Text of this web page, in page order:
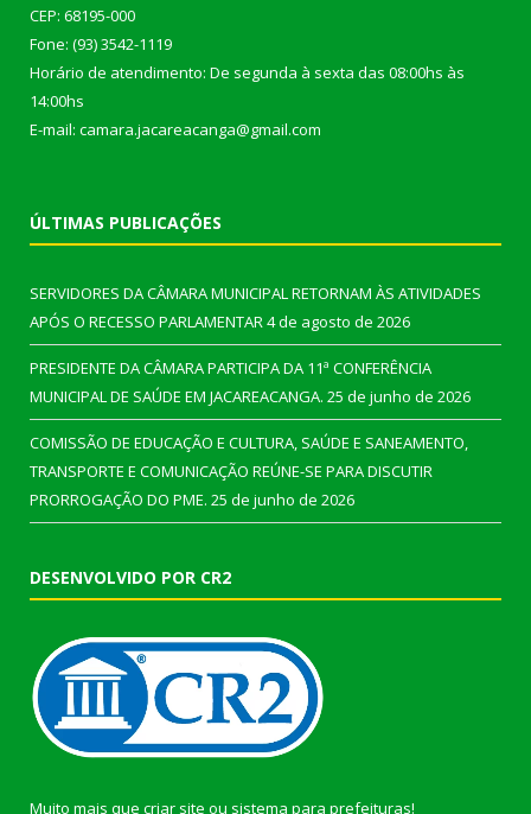
CEP: 68195-000
Fone: (93) 3542-1119
Horário de atendimento: De segunda à sexta das 08:00hs às
14:00hs
E-mail: camara.jacareacanga@gmail.com
ÚLTIMAS PUBLICAÇÕES
SERVIDORES DA CÂMARA MUNICIPAL RETORNAM ÀS ATIVIDADES
APÓS O RECESSO PARLAMENTAR4 de agosto de 2026
PRESIDENTE DA CÂMARA PARTICIPA DA 11ª CONFERÊNCIA
MUNICIPAL DE SAÚDE EM JACAREACANGA. 25 de junho de 2026
COMISSÃO DE EDUCAÇÃO E CULTURA, SAÚDE E SANEAMENTO,
TRANSPORTE E COMUNICAÇÃO REÚNE-SE PARA DISCUTIR
PRORROGAÇÃO DO PME. 25 de junho de 2026
DESENVOLVIDO POR CR2
Muito mais que criar site ou sistema para prefeituras!